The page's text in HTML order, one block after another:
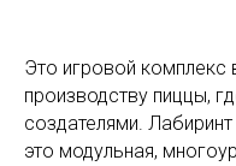
Это игровой комплекс
производству пиццы,
создателями.
это модульная,